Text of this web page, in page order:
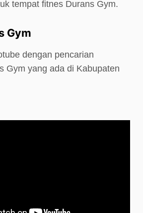
tempat fitnes Durans Gym.
Gym
dengan pencarian
Gym yang ada di Kabupaten